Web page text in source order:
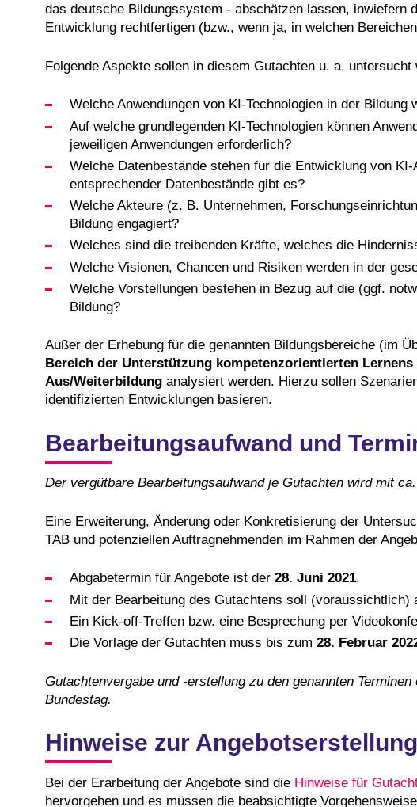
das deutsche Bildungssystem - abschätzen lassen, inwiefern
Entwicklung rechtfertigen (bzw., wenn ja, in welchen
Folgende Aspekte sollen in diesem Gutachten u. a. untersucht
Welche Anwendungen von KI-Technologien in der
Auf welche grundlegenden KI-Technologien können
jeweiligen Anwendungen erforderlich?
Welche Datenbestände stehen für die Entwicklung von
entsprechender Datenbestände gibt es?
Welche Akteure (z. B. Unternehmen,
Bildung engagiert?
Welches sind die treibenden Kräfte, welches die
Welche Visionen, Chancen und Risiken werden in der
Welche Vorstellungen bestehen in Bezug auf die (ggf.
Bildung?
Außer der Erhebung für die genannten Bildungsbereiche (im
Bereich der Unterstützung kompetenzorientierten
Aus/Weiterbildung analysiert werden. Hierzu sollen
identifizierten Entwicklungen basieren.
Bearbeitungsaufwand und
Der vergütbare Bearbeitungsaufwand je Gutachten wird mit
Eine Erweiterung, Änderung oder Konkretisierung der
TAB und potenziellen Auftragnehmenden im Rahmen der
Abgabetermin für Angebote ist der 28. Juni 2021.
Mit der Bearbeitung des Gutachtens soll (voraussichtlich)
Ein Kick-off-Treffen bzw. eine Besprechung per
Die Vorlage der Gutachten muss bis zum 28. Februar
Gutachtenvergabe und -erstellung zu den genannten
Bundestag.
Hinweise zur Angebotserstellung
Bei der Erarbeitung der Angebote sind die Hinweise für
hervorgehen und es müssen die beabsichtigte